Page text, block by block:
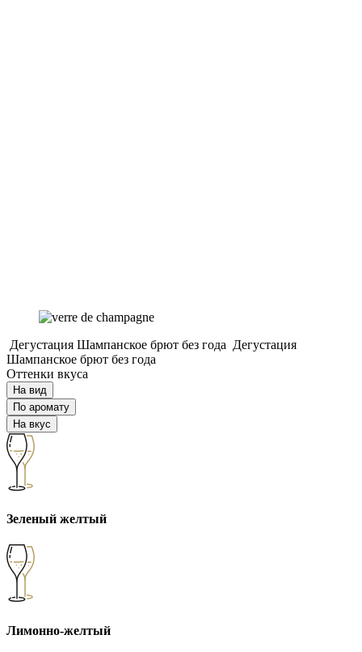
Дегустация Шампанское брют без года Дегустация
Шампанское брют без года
Оттенки вкуса
На вид
По аромату
На вкус
Зеленый желтый
Лимонно-желтый